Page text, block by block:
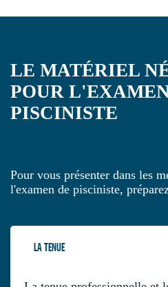
LE MATÉRIEL
POUR
PISCINISTE
Pour vous présenter dans les
l'examen de pisciniste,
LA TENUE